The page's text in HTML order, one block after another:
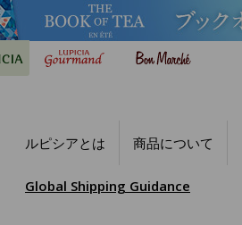
ルピシアとは 商品について
Global Shipping Guidance